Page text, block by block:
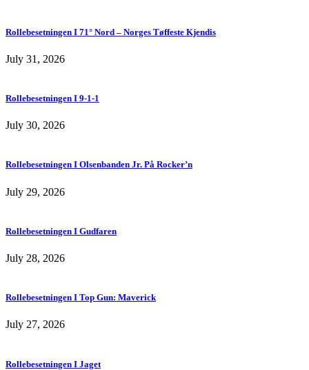
Rollebesetningen I 71° Nord – Norges Tøffeste Kjendis
July 31, 2026
Rollebesetningen I 9-1-1
July 30, 2026
Rollebesetningen I Olsenbanden Jr. På Rocker’n
July 29, 2026
Rollebesetningen I Gudfaren
July 28, 2026
Rollebesetningen I Top Gun: Maverick
July 27, 2026
Rollebesetningen I Jaget